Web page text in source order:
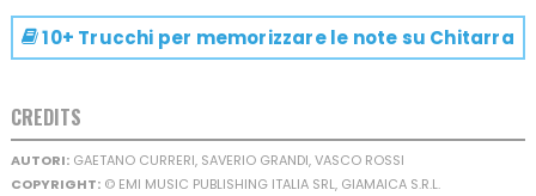
10+ Trucchi per memorizzare le note su Chitarra
CREDITS
AUTORI:GAETANO CURRERI, SAVERIO GRANDI, VASCO ROSSI
COPYRIGHT:© EMI MUSIC PUBLISHING ITALIA SRL, GIAMAICA S.R.L.